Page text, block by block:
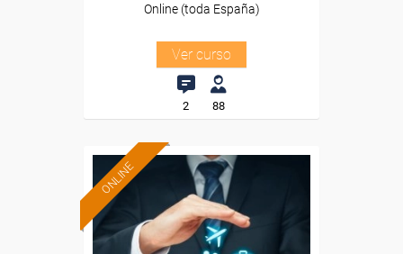
Online (toda España)
Ver curso
2 88
ONLINE
Formación 100%
subvencionada.